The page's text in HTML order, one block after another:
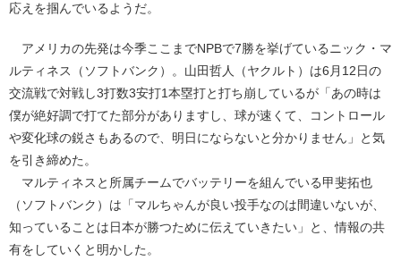
応えを掴んでいるようだ。
アメリカの先発は今季ここまでNPBで7勝を挙げているニック・マ
ルティネス（ソフトバンク）。山田哲人（ヤクルト）は6月12日の
交流戦で対戦し3打数3安打1本塁打と打ち崩しているが「あの時は
僕が絶好調で打てた部分がありますし、球が速くて、コントロール
や変化球の鋭さもあるので、明日にならないと分かりません」と気
を引き締めた。
マルティネスと所属チームでバッテリーを組んでいる甲斐拓也
（ソフトバンク）は「マルちゃんが良い投手なのは間違いないが、
知っていることは日本が勝つために伝えていきたい」と、情報の共
有をしていくと明かした。